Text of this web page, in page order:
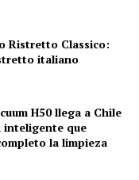
Ristretto Classico:
italiano
H50 llega a Chile
inteligente que
la limpieza